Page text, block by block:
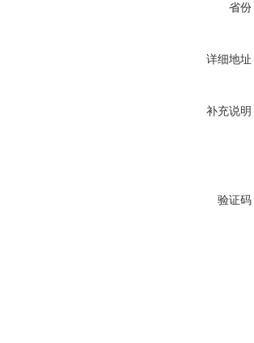
省份
详细地址
补充说明
验证码